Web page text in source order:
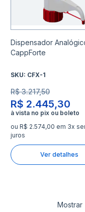
Dispensador
CappForte
SKU: CFX-1
R$ 2.445,30
R$ 3.217,50
ou R$ 2.574,00 em 3x
juros
Ver detalhes
Mostrar